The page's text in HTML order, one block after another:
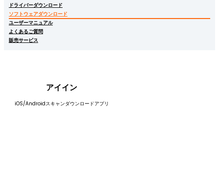
ドライバーダウンロード
ソフトウェアダウンロード
ユーザーマニュアル
よくあるご質問
販売サービス
アイイン
iOS/Androidスキャンダウンロードアプリ